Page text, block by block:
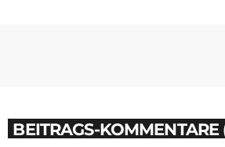
BEITRAGS-KOMMENTARE